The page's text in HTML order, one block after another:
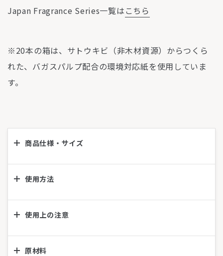
Japan Fragrance Series一覧は こちら
※20本の箱は、サトウキビ（非木材資源）からつくら
れた、バガスパルプ配合の環境対応紙を使用していま
す。
商品仕様・サイズ
使用方法
使用上の注意
原材料